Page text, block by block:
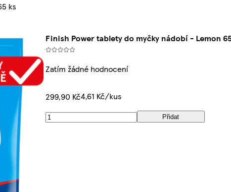
ks
Finish Power tablety do myčky nádobí - Lemon
Zatím žádné hodnocení
299,90 Kč4,61 Kč/kus
Přidat